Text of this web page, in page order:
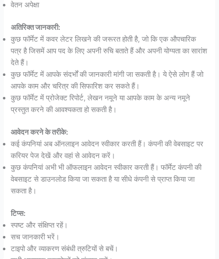
वेतन अपेक्षा
अतिरिक्त जानकारी:
कुछ फॉर्मेट में कवर लेटर लिखने की जरूरत होती है, जो कि एक औपचारिक
पत्र है जिसमें आप पद के लिए अपनी रुचि बताते हैं और अपनी योग्यता का सारांश
देते हैं।
कुछ फॉर्मेट में आपके संदर्भों की जानकारी मांगी जा सकती है। ये ऐसे लोग हैं जो
आपके काम और चरित्र की सिफारिश कर सकते हैं।
कुछ फॉर्मेट में प्रोजेक्ट रिपोर्ट, लेखन नमूने या आपके काम के अन्य नमूने
प्रस्तुत करने की आवश्यकता हो सकती है।
आवेदन करने के तरीके:
कई कंपनियां अब ऑनलाइन आवेदन स्वीकार करती हैं। कंपनी की वेबसाइट पर
करियर पेज देखें और वहां से आवेदन करें।
कुछ कंपनियां अभी भी ऑफलाइन आवेदन स्वीकार करती हैं। फॉर्मेट कंपनी की
वेबसाइट से डाउनलोड किया जा सकता है या सीधे कंपनी से प्राप्त किया जा
सकता है।
टिप्स:
स्पष्ट और संक्षिप्त रहें।
सच जानकारी भरें।
टाइपो और व्याकरण संबंधी त्रुटियों से बचें।